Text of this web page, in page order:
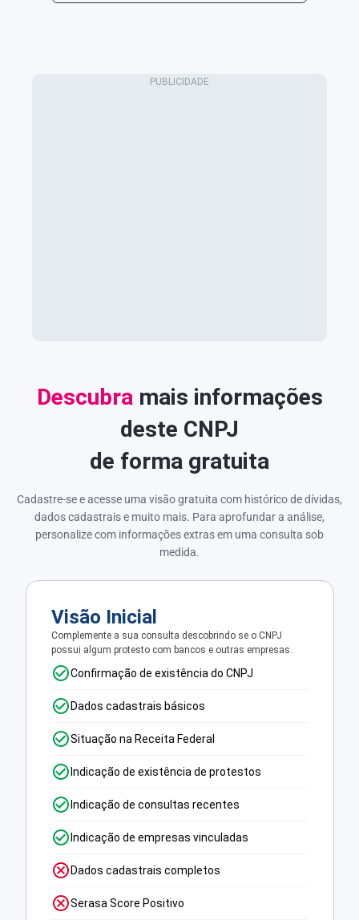
Descubra mais informações
deste CNPJ
de forma gratuita
Cadastre-se e acesse uma visão gratuita com histórico de dívidas,
dados cadastrais e muito mais. Para aprofundar a análise,
personalize com informações extras em uma consulta sob
medida.
Visão Inicial
Complemente a sua consulta descobrindo se o CNPJ
possui algum protesto com bancos e outras empresas.
Confirmação de existência do CNPJ
Dados cadastrais básicos
Situação na Receita Federal
Indicação de existência de protestos
Indicação de consultas recentes
Indicação de empresas vinculadas
Dados cadastrais completos
Serasa Score Positivo